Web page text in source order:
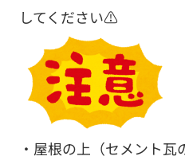
してください⚠️
・屋根の上（セメント瓦